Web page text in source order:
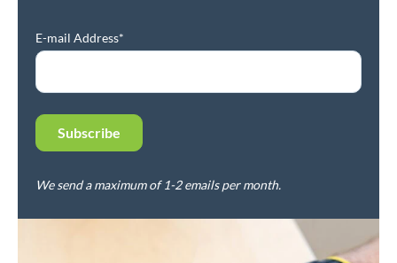
E-mail Address*
We send a maximum of 1-2 emails per month.